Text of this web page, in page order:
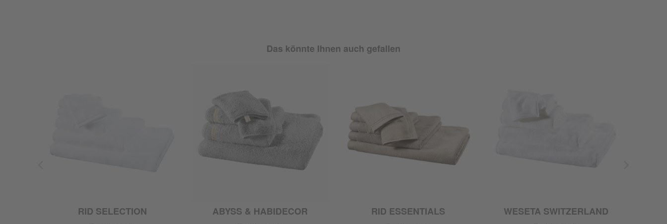
Das könnte Ihnen auch gefallen
RID SELECTION
ABYSS & HABIDECOR
RID ESSENTIALS
WESETA SWITZERLAND